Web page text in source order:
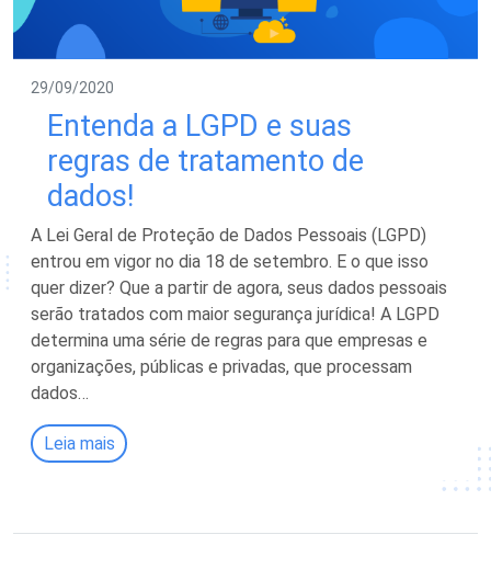
29/09/2020
Entenda a LGPD e suas
regras de tratamento de
dados!
A Lei Geral de Proteção de Dados Pessoais (LGPD)
entrou em vigor no dia 18 de setembro. E o que isso
quer dizer? Que a partir de agora, seus dados pessoais
serão tratados com maior segurança jurídica! A LGPD
determina uma série de regras para que empresas e
organizações, públicas e privadas, que processam
dados…
Leia mais